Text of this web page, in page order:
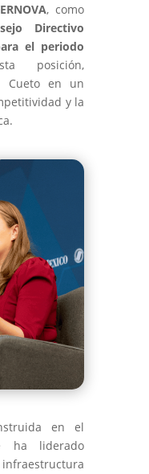
, como
Directivo
el periodo
posición,
Cueto en un
y la
en el
ha liderado
infraestructura